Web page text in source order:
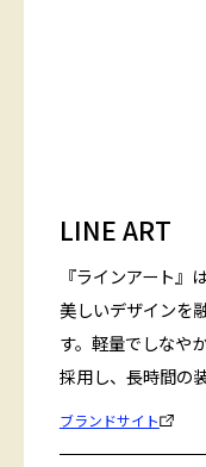
LINE ART
『ラインアート』
美しいデザインを
す。軽量でしなや
採用し、長時間の
ブランドサイト